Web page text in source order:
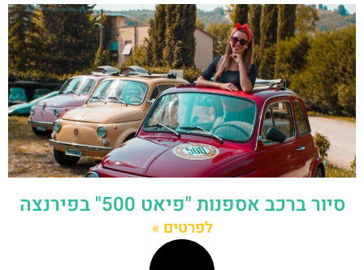
סיור ברכב אספנות "פיאט 500" בפירנצה
לפרטים »